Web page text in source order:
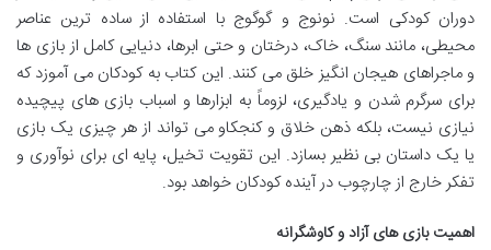
دوران کودکی است. نونوج و گوگوج با استفاده از ساده ترین عناصر
محیطی، مانند سنگ، خاک، درختان و حتی ابرها، دنیایی کامل از بازی ها
و ماجراهای هیجان انگیز خلق می کنند. این کتاب به کودکان می آموزد که
برای سرگرم شدن و یادگیری، لزوماً به ابزارها و اسباب بازی های پیچیده
نیازی نیست، بلکه ذهن خلاق و کنجکاو می تواند از هر چیزی یک بازی
یا یک داستان بی نظیر بسازد. این تقویت تخیل، پایه ای برای نوآوری و
تفکر خارج از چارچوب در آینده کودکان خواهد بود.
اهمیت بازی های آزاد و کاوشگرانه